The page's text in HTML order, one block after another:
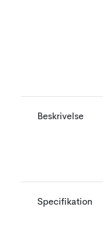
Beskrivelse
Specifikation